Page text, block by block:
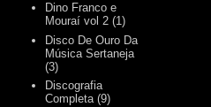
Dino Franco e
Mouraí vol 2 (1)
Disco De Ouro Da
Música Sertaneja
(3)
Discografia
Completa (9)